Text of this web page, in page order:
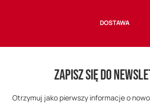
DOSTAWA
ZAPISZ SIĘ DO
Otrzymuj jako pierwszy informacje o